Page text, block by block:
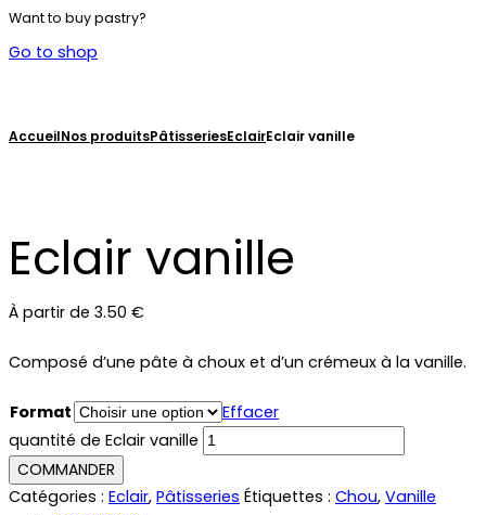
Want to buy pastry?
Go to shop
AccueilNos produitsPâtisseriesEclairEclair vanille
Eclair vanille
À partir de 3.50 €
Composé d’une pâte à choux et d’un crémeux à la vanille.
Format
Effacer
quantité de Eclair vanille
COMMANDER
Catégories : Eclair, Pâtisseries Étiquettes : Chou, Vanille